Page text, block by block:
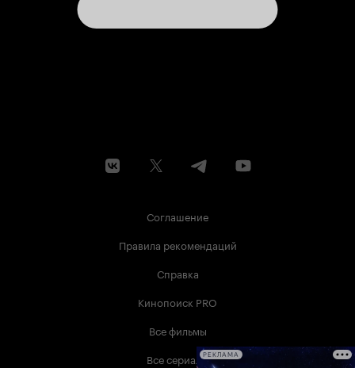
Соглашение
Правила рекомендаций
Справка
Кинопоиск PRO
Все фильмы
Все сериалыРЕКЛАМА